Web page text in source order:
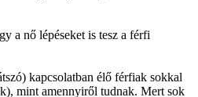
a nő lépéseket is tesz a férfi
kapcsolatban élő férfiak sokkal
mint amennyiről tudnak. Mert sok